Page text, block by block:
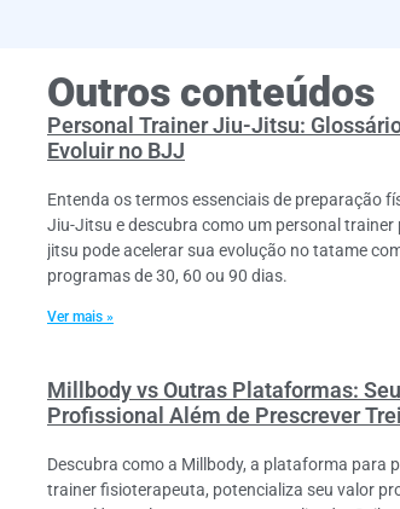
Outros conteúdos
Personal Trainer Jiu-Jitsu:
Evoluir no BJJ
Entenda os termos essenciais de preparação
Jiu-Jitsu e descubra como um personal trainer
jitsu pode acelerar sua evolução no tatame
programas de 30, 60 ou 90 dias.
Ver mais »
Millbody vs Outras Plataformas:
Profissional Além de Prescrever
Descubra como a Millbody, a plataforma para
trainer fisioterapeuta, potencializa seu valor